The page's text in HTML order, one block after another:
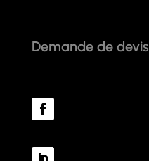
Demande de devis